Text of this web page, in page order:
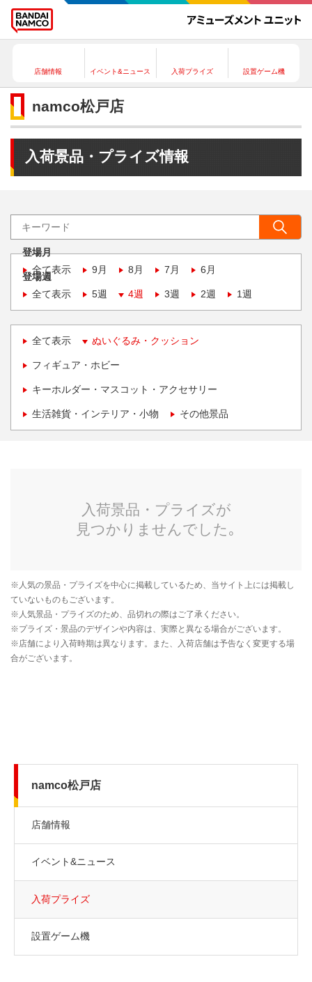
店舗情報 イベント&ニュース 入荷プライズ 設置ゲーム機
namco松戸店
入荷景品・プライズ情報
登場月
全て表示
9月 8月 7月 6月
登場週
全て表示
5週 4週 3週 2週 1週
全て表示 ぬいぐるみ・クッション
フィギュア・ホビー
キーホルダー・マスコット・アクセサリー
生活雑貨・インテリア・小物 その他景品
namco松戸店
店舗情報
イベント&ニュース
入荷プライズ
設置ゲーム機